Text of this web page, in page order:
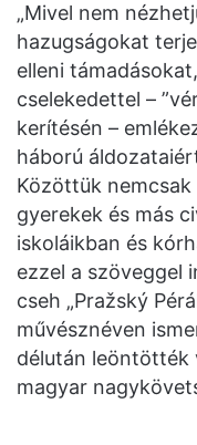
„Mivel nem
hazugságokat
elleni
cselekedettel –
kerítésén –
háború
Közöttük
gyerekek és más
iskoláikban és
ezzel a szöveggel
cseh „Pražský
művésznéven
délután leöntötték
magyar